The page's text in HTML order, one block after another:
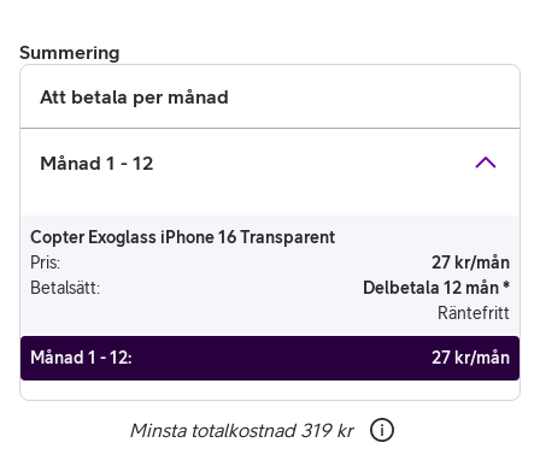
Summering
Att betala per månad
Månad 1 - 12
Copter Exoglass iPhone 16 Transparent
Pris:
27 kr/mån
Betalsätt:
Delbetala 12 mån *
Räntefritt
Månad 1 - 12: 27 kr/mån
Minsta totalkostnad 319 kr